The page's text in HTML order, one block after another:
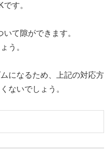
す。
て隙ができます。
う。
になるため、上記の対応方
ないでしょう。